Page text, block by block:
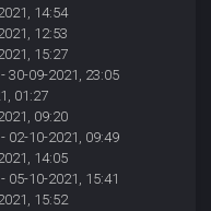
14:54
12:53
15:27
- 30-09-2021, 23:05
01:27
09:20
- 02-10-2021, 09:49
14:05
- 05-10-2021, 15:41
15:52